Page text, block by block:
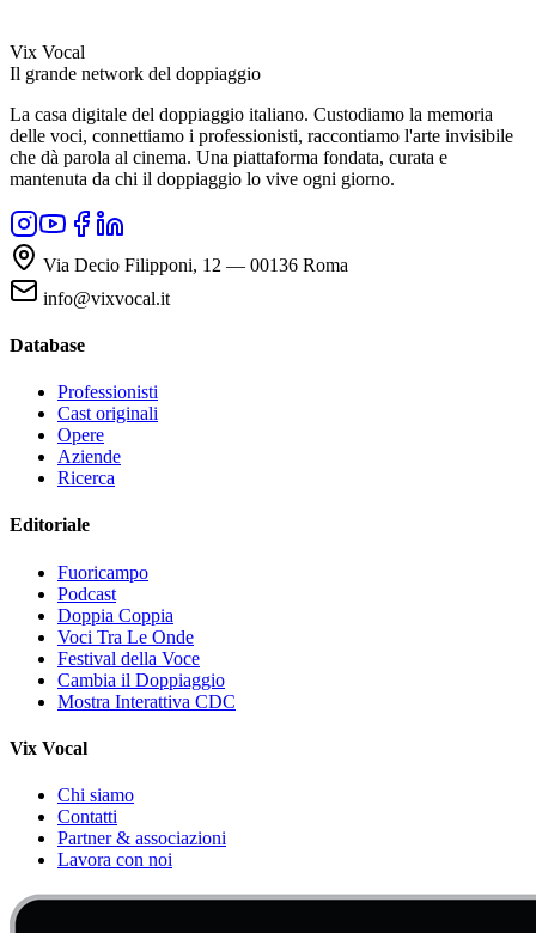
Vix Vocal
Il grande network del doppiaggio
La casa digitale del doppiaggio italiano. Custodiamo la memoria
delle voci, connettiamo i professionisti, raccontiamo l'arte invisibile
che dà parola al cinema. Una piattaforma fondata, curata e
mantenuta da chi il doppiaggio lo vive ogni giorno.
Via Decio Filipponi, 12 — 00136 Roma
info@vixvocal.it
Database
Professionisti
Cast originali
Opere
Aziende
Ricerca
Editoriale
Fuoricampo
Podcast
Doppia Coppia
Voci Tra Le Onde
Festival della Voce
Cambia il Doppiaggio
Mostra Interattiva CDC
Vix Vocal
Chi siamo
Contatti
Partner & associazioni
Lavora con noi